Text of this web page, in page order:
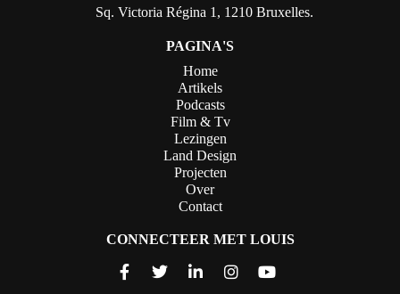
Sq. Victoria Régina 1, 1210 Bruxelles.
PAGINA'S
Home
Artikels
Podcasts
Film & Tv
Lezingen
Land Design
Projecten
Over
Contact
CONNECTEER MET LOUIS